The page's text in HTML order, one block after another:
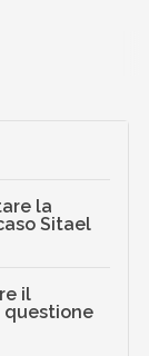
la
Sitael
il
questione